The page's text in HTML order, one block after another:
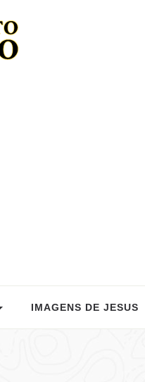
IMAGENS DE JESUS